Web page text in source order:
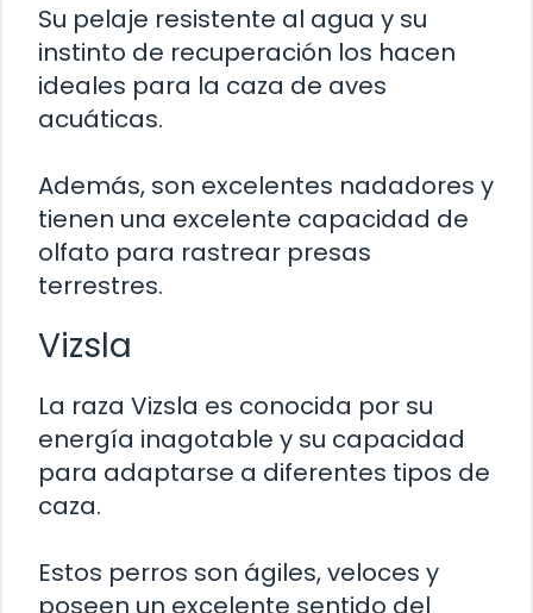
Su pelaje resistente al agua y su
instinto de recuperación los hacen
ideales para la caza de aves
acuáticas.
Además, son excelentes nadadores y
tienen una excelente capacidad de
olfato para rastrear presas
terrestres.
Vizsla
La raza Vizsla es conocida por su
energía inagotable y su capacidad
para adaptarse a diferentes tipos de
caza.
Estos perros son ágiles, veloces y
poseen un excelente sentido del